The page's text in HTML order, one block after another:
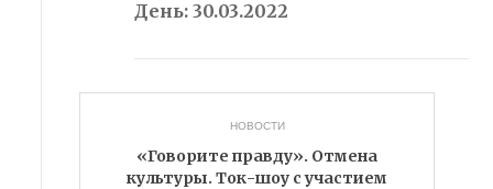
День:30.03.2022
НОВОСТИ
«Говорите правду». Отмена
культуры. Ток-шоу с участием